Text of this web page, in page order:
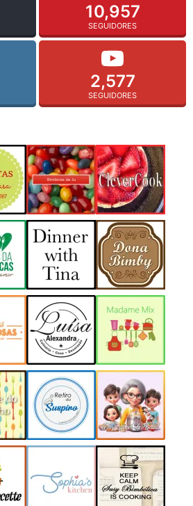
10,957
SEGUIDORES
2,577
SEGUIDORES